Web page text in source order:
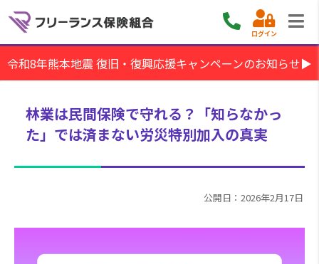
ログイン
令和8年熊本地震 復旧・復興応援キャンペーンのお知らせ▶
林業は民間保険で守れる？「知らなかっ
た」では済まない労災特別加入の真実
公開日：2026年2月17日